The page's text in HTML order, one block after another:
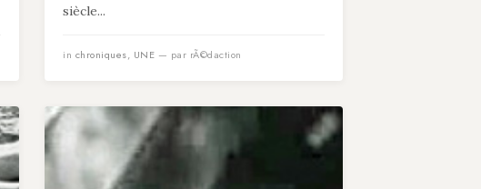
siècle...
in chroniques, UNE — par rÃ©daction